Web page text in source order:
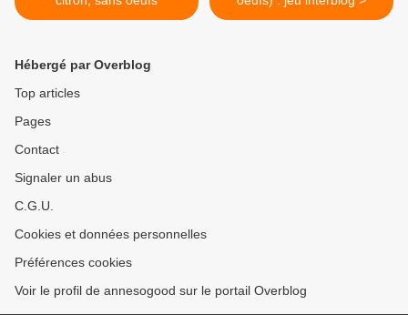
Hébergé par Overblog
Top articles
Pages
Contact
Signaler un abus
C.G.U.
Cookies et données personnelles
Préférences cookies
Voir le profil de annesogood sur le portail Overblog